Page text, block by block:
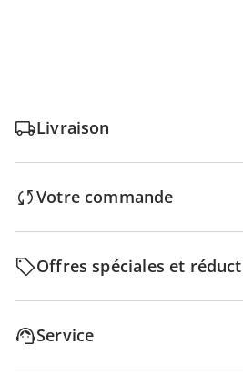
Livraison
Votre commande
Offres spéciales et
Service